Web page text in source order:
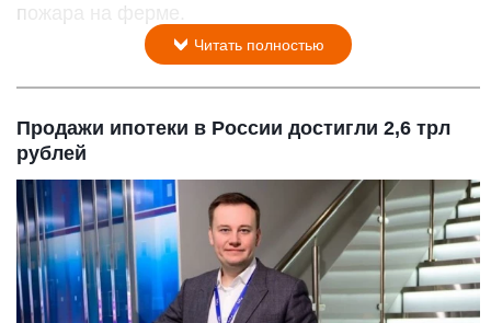
пожара на ферме.
Читать полностью
Продажи ипотеки в России достигли 2,6 трл
рублей